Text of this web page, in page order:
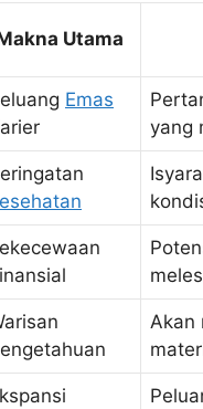
Utama
Emas
yang
Akan